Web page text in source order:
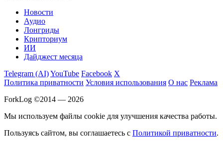
Новости
Аудио
Лонгриды
Крипториум
ИИ
Дайджест месяца
Telegram (AI)YouTube Facebook X
Политика приватности Условия использования О нас Реклама
ForkLog ©2014 — 2026
Мы используем файлы cookie для улучшения качества работы.
Пользуясь сайтом, вы соглашаетесь с Политикой приватности.